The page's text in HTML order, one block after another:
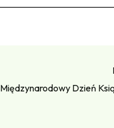
Międzynarodowy Dzień